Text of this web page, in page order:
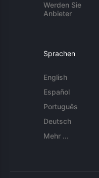
Werden Sie
Anbieter
Sprachen
English
Español
Português
Deutsch
Mehr ...